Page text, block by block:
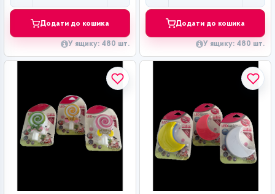
Додати до кошика
У ящику: 480 шт.
Додати до кошика
У ящику: 480 шт.